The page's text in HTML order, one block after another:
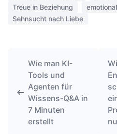
Treue in Beziehung
Sehnsucht nach Liebe
Wie man KI-
Tools und
Agenten für
Wissens-Q&A in
7 Minuten
erstellt